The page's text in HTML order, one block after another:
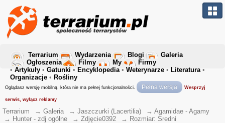
Terrarium Wydarzenia Blogi
Galeria
Ogłoszenia
Filmy My
Firmy
• Artykuły • Gatunki • Encyklopedia• Weterynarze • Literatura•
Organizacje • Rośliny
Oglądasz wersję mobilną, która nie ma pełnej funkcjonalności. Pełna wersja Wesprzyj
serwis, wyłącz reklamy
Terrarium → Galeria → Jaszczurki (Lacertilia) → Agamidae - Agamy
→ Hunter - zdj ogólne → Zdjęcie0392 → Rozmiar: Średni